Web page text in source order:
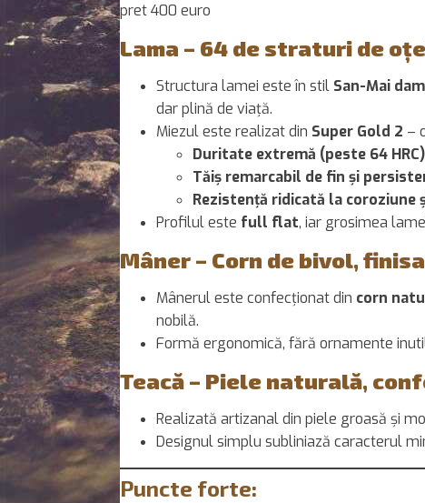
pret 400 euro
Lama – 64 de straturi de
Structura lamei este în stil San-Mai
dar plină de viață.
Miezul este realizat din Super Gold 2 –
Duritate extremă (peste 64 HRC)
Tăiș remarcabil de fin și
Rezistență ridicată la coroziune
Profilul este full flat, iar grosimea
Mâner – Corn de bivol,
Mânerul este confecționat din corn
nobilă.
Formă ergonomică, fără ornamente
Teacă – Piele naturală,
Realizată artizanal din piele groasă și
Designul simplu subliniază caracterul
Puncte forte: